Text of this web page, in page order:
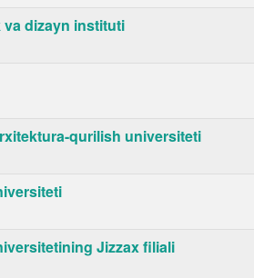
dizayn instituti
qurilish universiteti
Jizzax filiali